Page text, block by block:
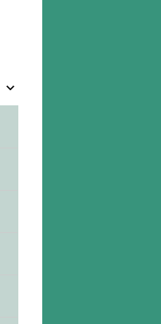
keyboard_arrow_down